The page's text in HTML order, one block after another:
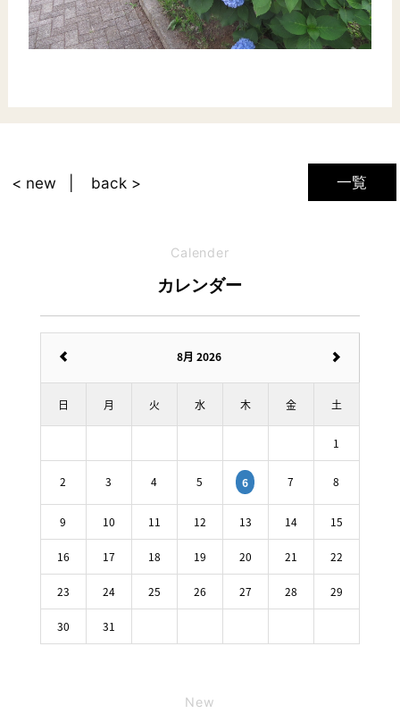
一覧
< new back >
Calender
カレンダー
8月 2026
日 月 火 水 木 金 土
1
2 3 4 5 6 7 8
9 10 11 12 13 14 15
16 17 18 19 20 21 22
23 24 25 26 27 28 29
30 31
New